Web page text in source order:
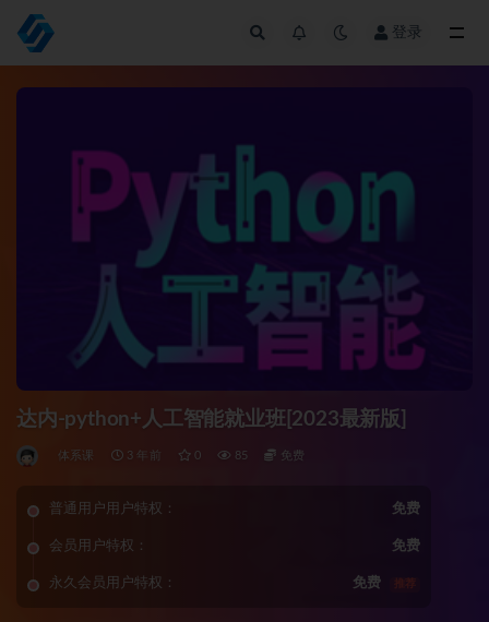
登录
达内-python+人工智能就业班[2023最新版]
体系课 3 年前 0 85 免费
普通用户用户特权： 免费
会员用户特权： 免费
永久会员用户特权： 免费 推荐